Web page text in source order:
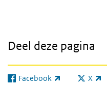
Deel deze pagina
Facebook
(externe link) X